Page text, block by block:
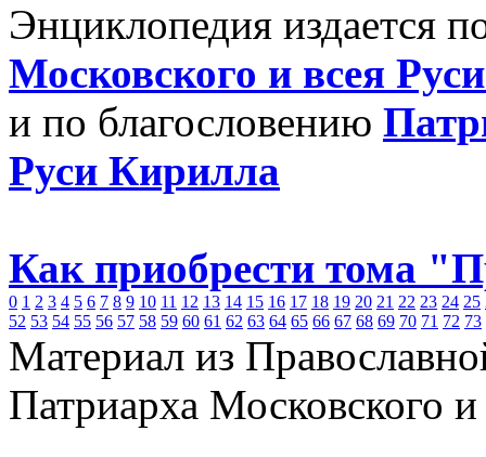
Энциклопедия издается
Московского и всея
и по благословению
Руси Кирилла
Как приобрести тома
0 1 2 3 4 5 6 7 8 9 10 11 12 13 14 15 16 17 18 19 20 21 22 23 24 25
52 53 54 55 56 57 58 59 60 61 62 63 64 65 66 67 68 69 70 71 72 73
Материал из
Патриарха Московского